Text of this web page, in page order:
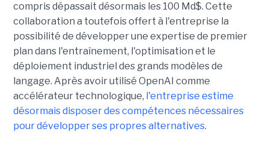
compris dépassait désormais les 100 Md$. Cette
collaboration a toutefois offert à l'entreprise la
possibilité de développer une expertise de premier
plan dans l'entraînement, l'optimisation et le
déploiement industriel des grands modèles de
langage. Après avoir utilisé OpenAI comme
accélérateur technologique, l'entreprise estime
désormais disposer des compétences nécessaires
pour développer ses propres alternatives.